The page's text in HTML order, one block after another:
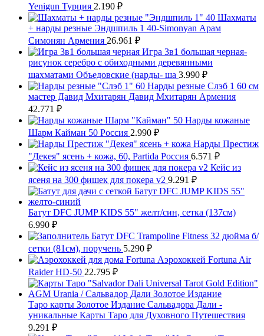
Yenigun Турция 2.190 ₽
Шахматы
+ нарды резные Эндшпиль 1 40-Simonyan Арам
Симонян Армения 26.961 ₽
Игра 3в1 большая черная-
рисунок серебро с обиходными деревянными
шахматами Объедовские (нарды- ша 3.990 ₽
Нарды резные Слэб 1 60 см
мастер Давид Мхитарян Давид Мхитарян Армения
42.771 ₽
Нарды кожаные
Шарм Кайман 50 Россия 2.990 ₽
Нарды Престиж
"Декея" ясень + кожа, 60, Partida Россия 6.571 ₽
Кейс из
ясеня на 300 фишек для покера v2 9.291 ₽
Батут DFC JUMP KIDS 55" желт/син, сетка (137см)
6.990 ₽
Батут DFC Trampoline Fitness 32 дюйма б/
сетки (81см), поручень 5.290 ₽
Аэрохоккей Fortuna Air
Raider HD-50 22.795 ₽
Таро карты Золотое Издание Сальвадора Дали -
уникальные Карты Таро для Духовного Путешествия
9.291 ₽